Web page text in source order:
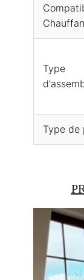
Type
Type de